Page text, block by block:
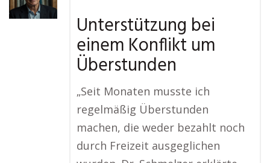
Unterstützung bei
einem Konflikt um
Überstunden
„Seit Monaten musste ich
regelmäßig Überstunden
machen, die weder bezahlt noch
durch Freizeit ausgeglichen